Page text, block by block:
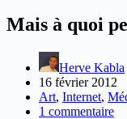
Mais à quoi
Herve Kabla
16 février 2012
Art, Internet,
1 commentaire